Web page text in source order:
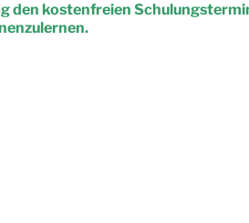
den kostenfreien